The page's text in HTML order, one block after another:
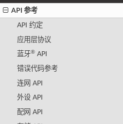
API 参考
API 约定
应用层协议
蓝牙®API
错误代码参考
连网 API
外设 API
配网 API